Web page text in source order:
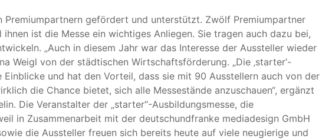
Premiumpartnern gefördert und unterstützt. Zwölf Premiumpartner
ist die Messe ein wichtiges Anliegen. Sie tragen auch dazu bei,
„Auch in diesem Jahr war das Interesse der Aussteller wieder
Weigl von der städtischen Wirtschaftsförderung. „Die ‚starter‘-
Einblicke und hat den Vorteil, dass sie mit 90 Ausstellern auch von der
die Chance bietet, sich alle Messestände anzuschauen“, ergänzt
Die Veranstalter der „starter“-Ausbildungsmesse, die
in Zusammenarbeit mit der deutschundfranke mediadesign GmbH
die Aussteller freuen sich bereits heute auf viele neugierige und